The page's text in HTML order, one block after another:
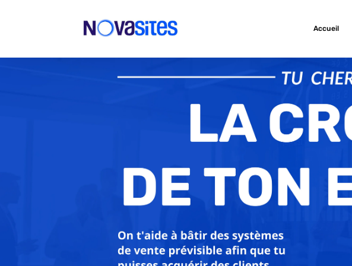
Accueil